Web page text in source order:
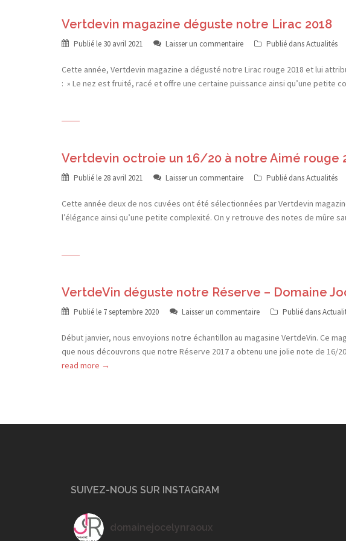
Vertdevin magazine déguste notre Lirac 2018
Publié le 30 avril 2021 Laisser un commentaire Publié dansActualités
Cette année, Vertdevin magazine a dégusté notre Lirac rouge 2018 et lui
: » Le nez est fruité, racé et offre une certaine puissance ainsi qu’une petite
Vertdevin octroie un 16/20 à notre Aimé rouge
Publié le 28 avril 2021 Laisser un commentaire Publié dansActualités
Cette année deux de nos cuvées ont été sélectionnées par Vertdevin
l’élégance ainsi qu’une petite complexité. On y retrouve des notes de mûre
VertdeVin déguste notre Réserve – Domaine
Publié le 7 septembre 2020 Laisser un commentaire Publié dans
Début janvier, nous envoyions notre échantillon au magasine VertdeVin. Ce
que nous découvrons que notre Réserve 2017 a obtenu une jolie note de
read more →
SUIVEZ-NOUS SUR INSTAGRAM
domainejocelynraoux